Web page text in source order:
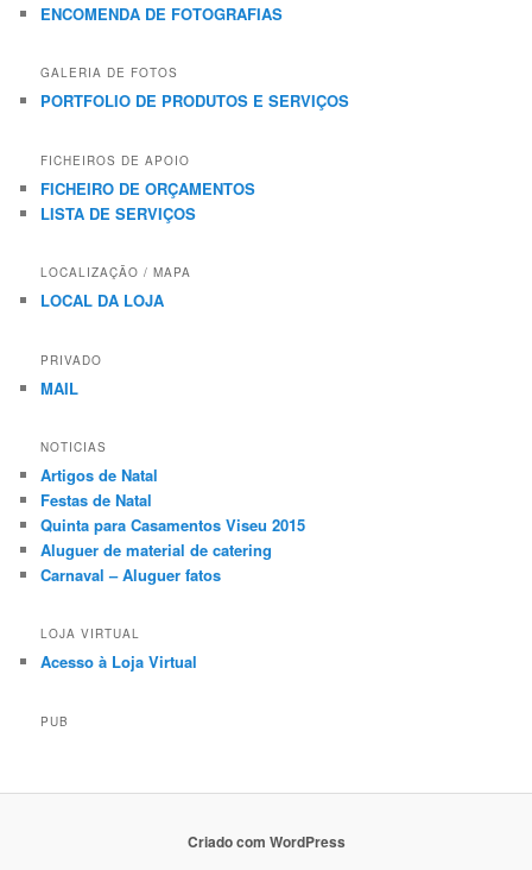
ENCOMENDA DE FOTOGRAFIAS
GALERIA DE FOTOS
PORTFOLIO DE PRODUTOS E SERVIÇOS
FICHEIROS DE APOIO
FICHEIRO DE ORÇAMENTOS
LISTA DE SERVIÇOS
LOCALIZAÇÃO / MAPA
LOCAL DA LOJA
PRIVADO
MAIL
NOTICIAS
Artigos de Natal
Festas de Natal
Quinta para Casamentos Viseu 2015
Aluguer de material de catering
Carnaval – Aluguer fatos
LOJA VIRTUAL
Acesso à Loja Virtual
PUB
Criado com WordPress